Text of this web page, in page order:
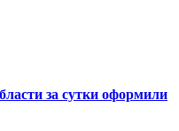
за сутки оформили